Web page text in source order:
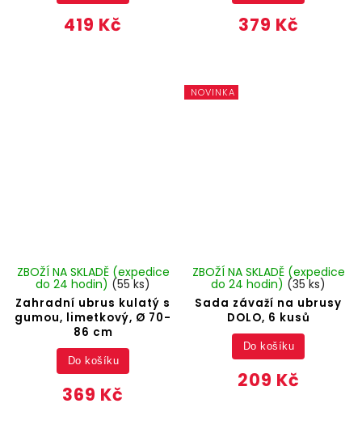
419 Kč 379 Kč
Zahradní ubrus kulatý s
gumou, limetkový, Ø 70-
86 cm
ZBOŽÍ NA SKLADĚ (expedice
do 24 hodin) (55 ks)
369 Kč
Do košíku
NOVINKA
Sada závaží na ubrusy
DOLO, 6 kusů
ZBOŽÍ NA SKLADĚ (expedice
do 24 hodin) (35 ks)
209 Kč
Do košíku